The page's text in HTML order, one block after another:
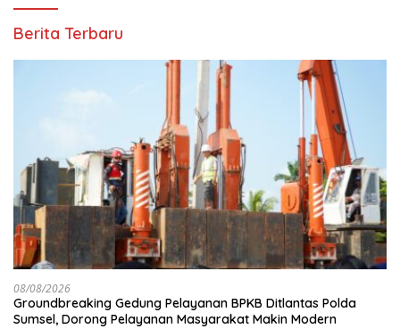
Berita Terbaru
08/08/2026
Groundbreaking Gedung Pelayanan BPKB Ditlantas Polda
Sumsel, Dorong Pelayanan Masyarakat Makin Modern